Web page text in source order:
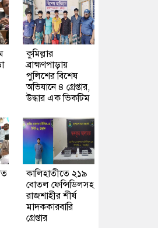
কুমিল্লার
ব্রাহ্মণপাড়ায়
পুলিশের বিশেষ
অভিযানে ৪ গ্রেপ্তার,
উদ্ধার এক ভিকটিম
কালিহাতীতে ২১৯
বোতল ফেন্সিডিলসহ
রাজশাহীর শীর্ষ
মাদককারবারি
গ্রেপ্তার